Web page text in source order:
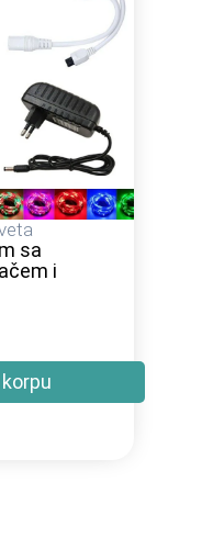
sa
i